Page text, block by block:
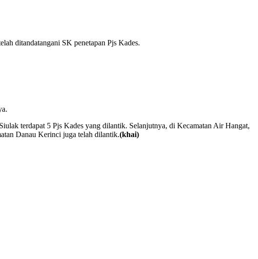
ditandatangani SK penetapan Pjs Kades.
terdapat 5 Pjs Kades yang dilantik. Selanjutnya, di Kecamatan Air Hangat,
Danau Kerinci juga telah dilantik.(khai)